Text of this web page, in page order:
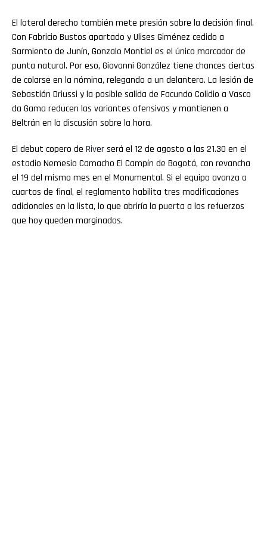
El lateral derecho también mete presión sobre la decisión final.
Con Fabricio Bustos apartado y Ulises Giménez cedido a
Sarmiento de Junín, Gonzalo Montiel es el único marcador de
punta natural. Por eso, Giovanni González tiene chances ciertas
de colarse en la nómina, relegando a un delantero. La lesión de
Sebastián Driussi y la posible salida de Facundo Colidio a Vasco
da Gama reducen las variantes ofensivas y mantienen a
Beltrán en la discusión sobre la hora.
El debut copero de Riverserá el 12 de agosto a las 21.30 en el
estadio Nemesio Camacho El Campín de Bogotá, con revancha
el 19 del mismo mes en el Monumental. Si el equipo avanza a
cuartos de final, el reglamento habilita tres modificaciones
adicionales en la lista, lo que abriría la puerta a los refuerzos
que hoy queden marginados.